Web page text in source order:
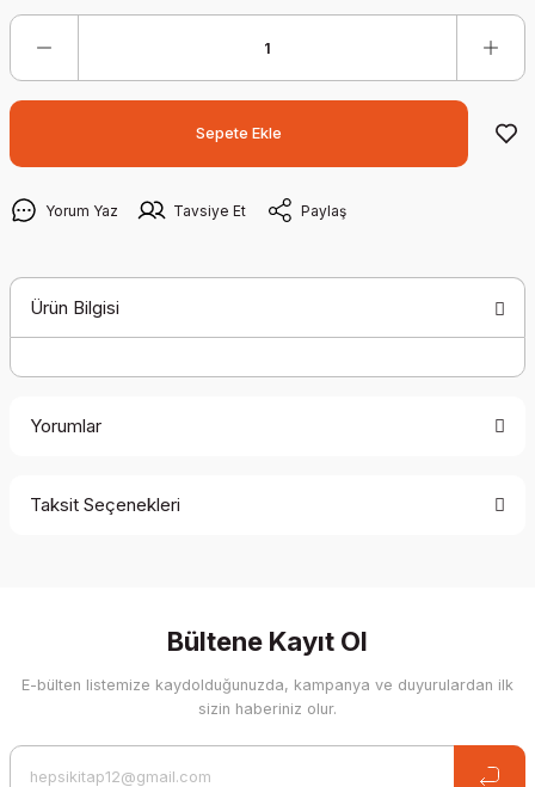
Sepete Ekle
Yorum Yaz Tavsiye Et Paylaş
Ürün Bilgisi
Yorumlar
Taksit Seçenekleri
Bültene Kayıt Ol
E-bülten listemize kaydolduğunuzda, kampanya ve duyurulardan ilk
sizin haberiniz olur.